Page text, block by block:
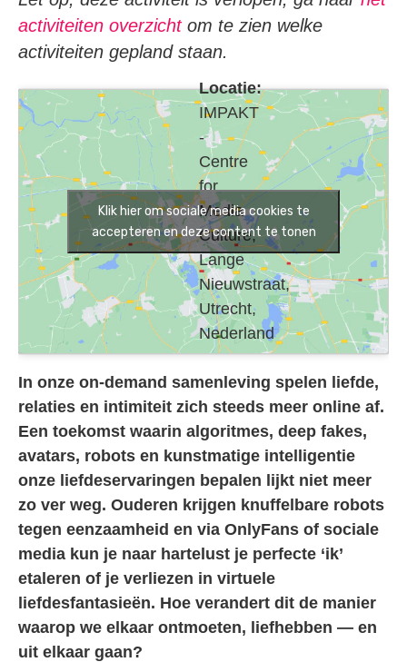
activiteiten overzichtom te zien welke
activiteiten gepland staan.
Locatie:
IMPAKT
-
Centre
for
Media
Culture,
Lange
Nieuwstraat,
Utrecht,
Nederland
Klik hier om sociale media cookies te
accepteren en deze content te tonen
In onze on-demand samenleving spelen liefde,
relaties en intimiteit zich steeds meer online af.
Een toekomst waarin algoritmes, deep fakes,
avatars, robots en kunstmatige intelligentie
onze liefdeservaringen bepalen lijkt niet meer
zo ver weg. Ouderen krijgen knuffelbare robots
tegen eenzaamheid en via OnlyFans of sociale
media kun je naar hartelust je perfecte ‘ik’
etaleren of je verliezen in virtuele
liefdesfantasieën. Hoe verandert dit de manier
waarop we elkaar ontmoeten, liefhebben — en
uit elkaar gaan?